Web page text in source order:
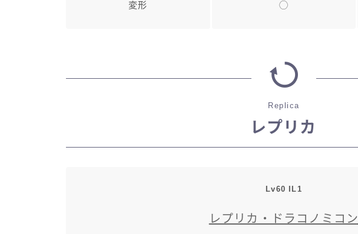
変形
◯
Replica
レプリカ
Lv60 IL1
レプリカ・ドラコノミコン